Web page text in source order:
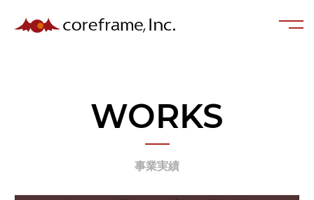
WORKS
事業実績